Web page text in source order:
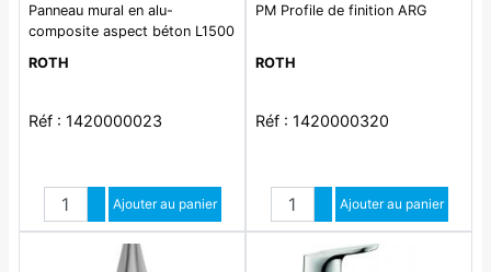
Panneau mural en alu-
composite aspect béton L1500
Coloris Gris surface perlée
ROTH
Réf : 1420000023
Quantité
Augmenter quantité
Diminuer quantité
Ajouter au panier
PM Profile de finition ARG
ROTH
Réf : 1420000320
Quantité
Augmenter quantité
Diminuer quantité
Ajouter au panier